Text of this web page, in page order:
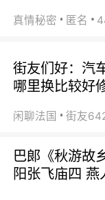
真情秘密 匿名
街友们好：汽
哪里换比较好
闲聊法国
巴郞《秋游故
阳张飞庙四 燕